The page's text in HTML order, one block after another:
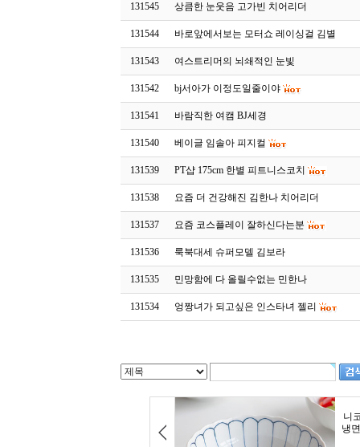
131545 상큼한 눈웃음 고가빈 치어리더
131544 바로앞에서보는 모터쇼 레이싱걸 김별
131543 여스트리머의 뇌쇄적인 눈빛
131542 bj서아가 이정도일줄이야
131541 바람직한 여캠 BJ세경
131540 베이글 임솔아 피지컬
131539 PT샵 175cm 한별 피트니스코치
131538 요즘 더 건강해진 김한나 치어리더
131537 요즘 코스플레이 잘하신다는분
131536 룩북대세 슈퍼모델 김보라
131535 민망함에 다 올릴수없는 민한나
131534 엉짱녀가 되고싶은 인스타녀 젤리